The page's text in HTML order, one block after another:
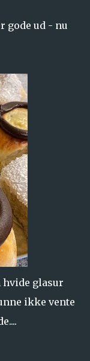
gode ud - nu
hvide glasur
ikke vente